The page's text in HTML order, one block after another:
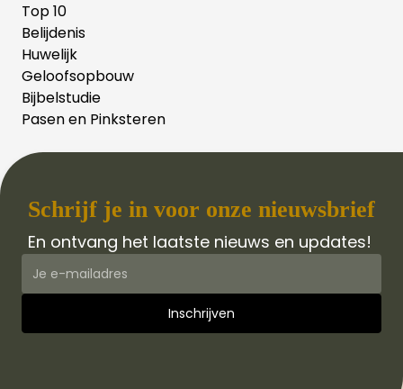
Top 10
Belijdenis
Huwelijk
Geloofsopbouw
Bijbelstudie
Pasen en Pinksteren
Schrijf je in voor onze nieuwsbrief
En ontvang het laatste nieuws en updates!